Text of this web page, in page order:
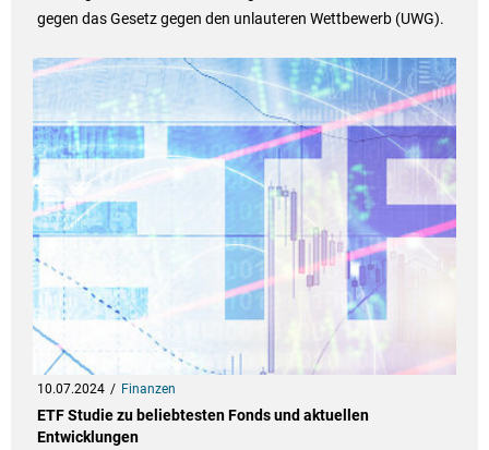
gegen das Gesetz gegen den unlauteren Wettbewerb (UWG).
10.07.2024 Finanzen
ETF Studie zu beliebtesten Fonds und aktuellen
Entwicklungen